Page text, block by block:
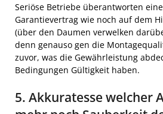
Seriöse Betriebe überantworten
Garantievertrag wie noch auf dem
(über den Daumen verwelken
denn genauso gen die
zuvor, was die Gewährleistung
Bedingungen Gültigkeit haben.
5. Akkuratesse welcher